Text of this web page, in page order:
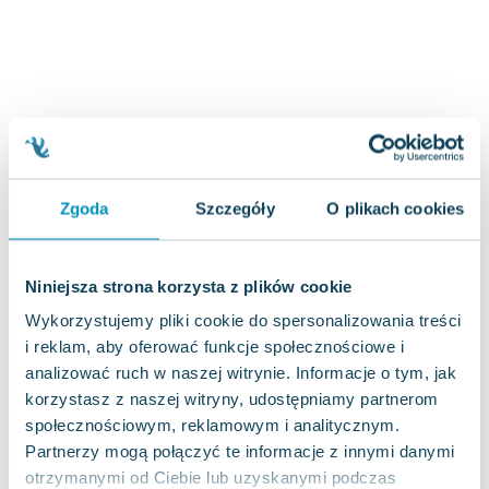
Zgoda Szczegóły O plikach cookies
Niniejsza strona korzysta z plików cookie
Wykorzystujemy pliki cookie do spersonalizowania treści
i reklam, aby oferować funkcje społecznościowe i
analizować ruch w naszej witrynie. Informacje o tym, jak
korzystasz z naszej witryny, udostępniamy partnerom
społecznościowym, reklamowym i analitycznym.
Partnerzy mogą połączyć te informacje z innymi danymi
otrzymanymi od Ciebie lub uzyskanymi podczas
Maddie Ziegler
Leszek Czarnecki
Joanna Racewicz
Maria Seweryn
Eric Helms
Anna Prus (oprac.)
Nela Mała Reporterka
Agnieszka Maciąg
Barbara Wrzesińska
Virginia Woolf